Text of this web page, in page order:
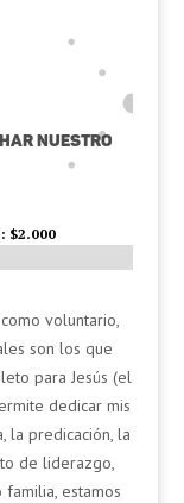
nuestro
$2.000
voluntario,
son los que
para Jesús (el
dedicar mis
la predicación, la
de liderazgo,
estamos